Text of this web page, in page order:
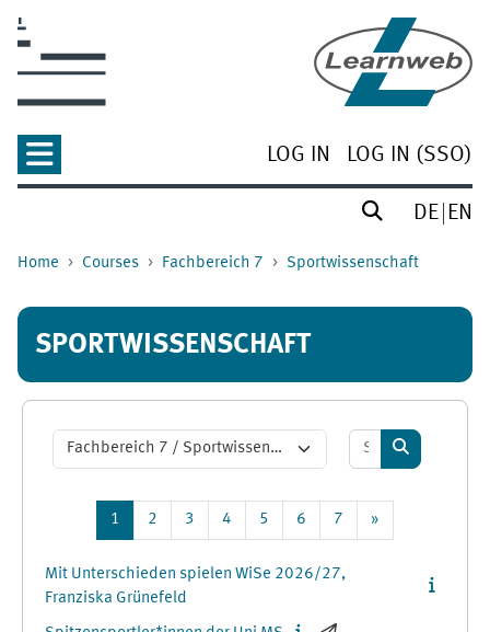
LOG IN LOG IN (SSO)
DE EN
Home Courses Fachbereich 7 Sportwissenschaft
SPORTWISSENSCHAFT
Course categories
Search courses
Search
1 Page 1
2 Page 2
3 Page 3
4 Page 4
5 Page 5
6 Page 6
7 Page 7
»
Mit Unterschieden spielen WiSe 2026/27,
Franziska Grünefeld